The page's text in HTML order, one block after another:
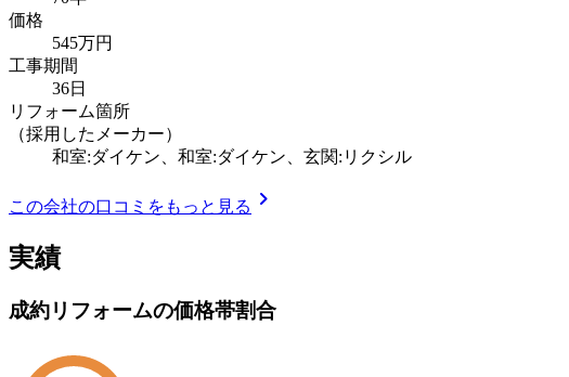
価格
545万円
工事期間
36日
リフォーム箇所
（採用したメーカー）
和室:ダイケン、和室:ダイケン、玄関:リクシル
この会社の口コミをもっと見る chevron_right
実績
成約リフォームの価格帯割合